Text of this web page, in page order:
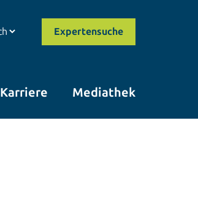
Expertensuche
Karriere Mediathek